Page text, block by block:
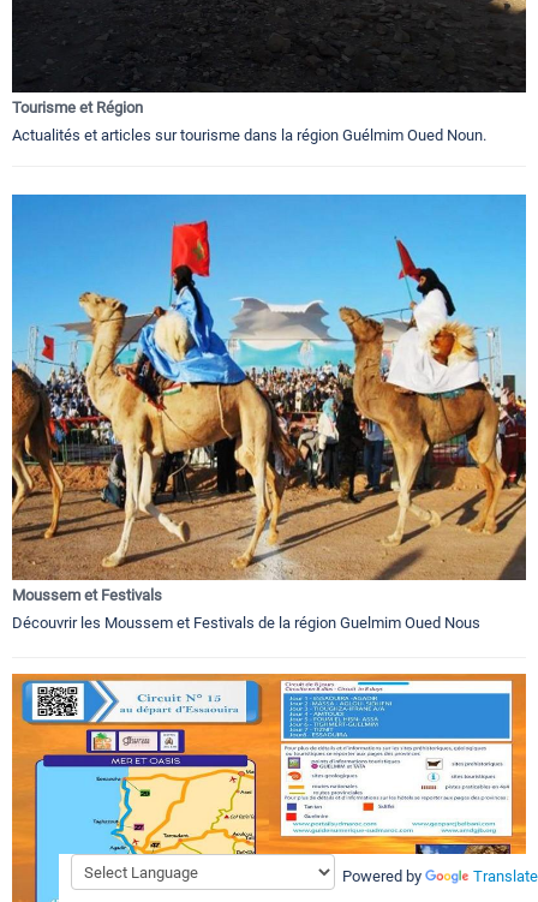
Tourisme et Région
Actualités et articles sur tourisme dans la région Guélmim Oued Noun.
Moussem et Festivals
Découvrir les Moussem et Festivals de la région Guelmim Oued Nous
Powered by Translate